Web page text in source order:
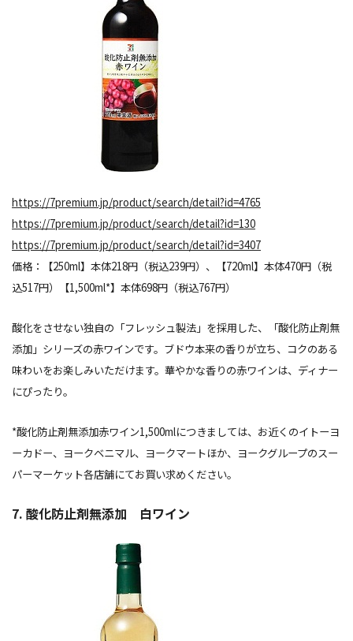
https://7premium.jp/product/search/detail?id=4765
https://7premium.jp/product/search/detail?id=130
https://7premium.jp/product/search/detail?id=3407
価格：【250ml】本体218円（税込239円）、【720ml】本体470円（税
込517円）【1,500ml*】本体698円（税込767円）
酸化をさせない独自の「フレッシュ製法」を採用した、「酸化防止剤無
添加」シリーズの赤ワインです。ブドウ本来の香りが立ち、コクのある
味わいをお楽しみいただけます。華やかな香りの赤ワインは、ディナー
にぴったり。
*酸化防止剤無添加赤ワイン1,500mlにつきましては、お近くのイトーヨ
ーカドー、ヨークベニマル、ヨークマートほか、ヨークグループのスー
パーマーケット各店舗にてお買い求めください。
7. 酸化防止剤無添加 白ワイン